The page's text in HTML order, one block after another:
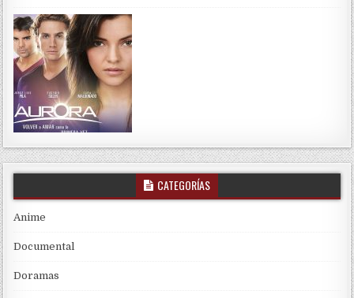
CATEGORÍAS
Anime
Documental
Doramas